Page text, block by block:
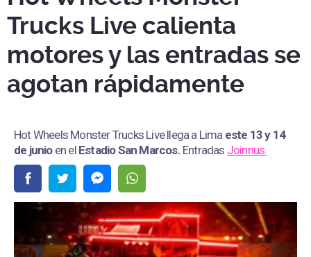
Trucks Live calienta
motores y las entradas se
agotan rápidamente
Hot Wheels Monster Trucks Live llega a Lima este 13 y 14
de junio en elEstadio San Marcos. Entradas Joinnus.